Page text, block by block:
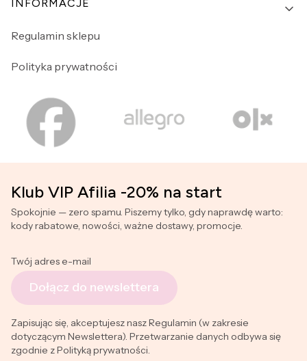
INFORMACJE
Regulamin sklepu
Polityka prywatności
Klub VIP Afilia -20% na start
Spokojnie — zero spamu. Piszemy tylko, gdy naprawdę warto:
kody rabatowe, nowości, ważne dostawy, promocje.
Twój adres e-mail
Dołącz do newslettera
Zapisując się, akceptujesz nasz Regulamin (w zakresie
dotyczącym Newslettera). Przetwarzanie danych odbywa się
zgodnie z Polityką prywatności.